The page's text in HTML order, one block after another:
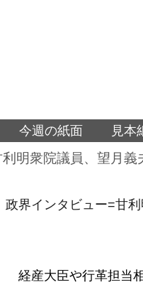
今週の紙面 見本
明衆院議員、望月義
政界インタビュー=甘
経産大臣や行革担当